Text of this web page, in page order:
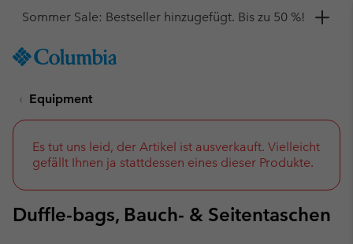
TO
SKIP
NAV
SKIP
TO
SEARCH
Hol dir einen 10 %-Gutschein
Equipment
Es tut uns leid, der Artikel ist ausverkauft. Vielleicht
gefällt Ihnen ja stattdessen eines dieser Produkte.
Duffle-bags, Bauch- & Seitentaschen